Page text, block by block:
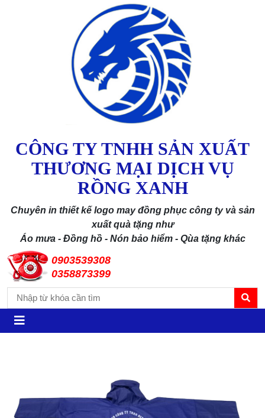
CÔNG TY TNHH SẢN XUẤT
THƯƠNG MẠI DỊCH VỤ
RỒNG XANH
Chuyên in thiết kế logo may đồng phục công ty và sản
xuất quà tặng như
Áo mưa - Đồng hồ - Nón bảo hiểm - Qùa tặng khác
0903539308
0358873399